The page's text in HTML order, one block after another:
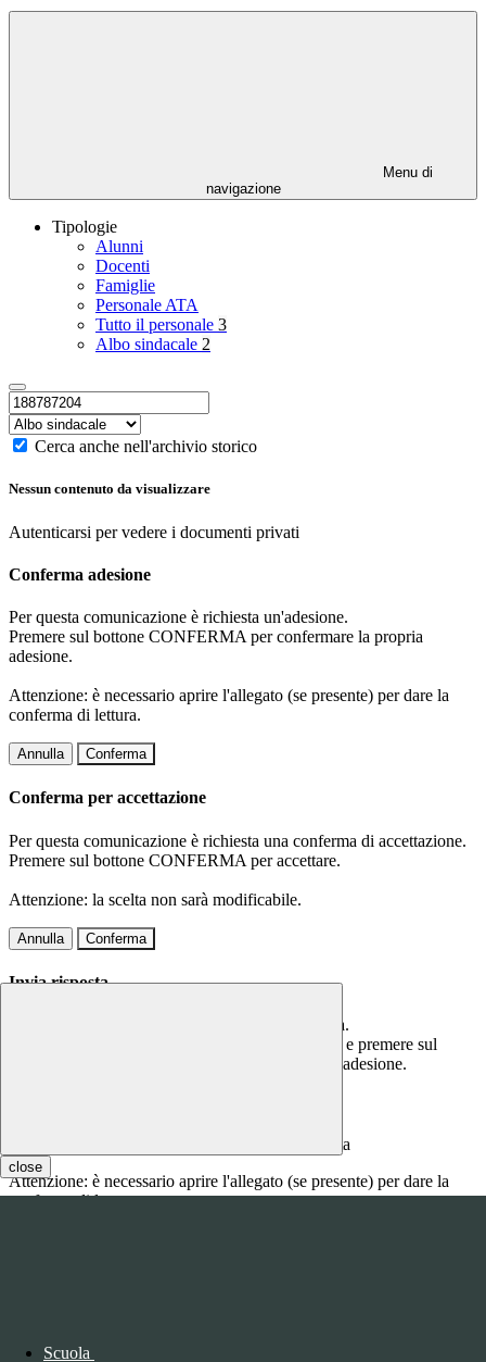
close
Scuola
Menu di
navigazione
Tipologie
Alunni
Docenti
Famiglie
Personale ATA
Tutto il personale 3
Albo sindacale 2
Cerca anche nell'archivio storico
Nessun contenuto da visualizzare
Autenticarsi per vedere i documenti privati
Conferma adesione
Per questa comunicazione è richiesta un'adesione.
Premere sul bottone CONFERMA per confermare la propria
adesione.
Attenzione: è necessario aprire l'allegato (se presente) per dare la
conferma di lettura.
Annulla Conferma
Conferma per accettazione
Per questa comunicazione è richiesta una conferma di accettazione.
Premere sul bottone CONFERMA per accettare.
Attenzione: la scelta non sarà modificabile.
Annulla Conferma
Invia risposta
Per questa comunicazione è richiesta una risposta.
Scrivere la risposta nel campo di testo sottostante e premere sul
bottone CONFERMA per confermare la propria adesione.
Inserire qui la risposta
Attenzione: è necessario aprire l'allegato (se presente) per dare la
conferma di lettura.
Personalizza